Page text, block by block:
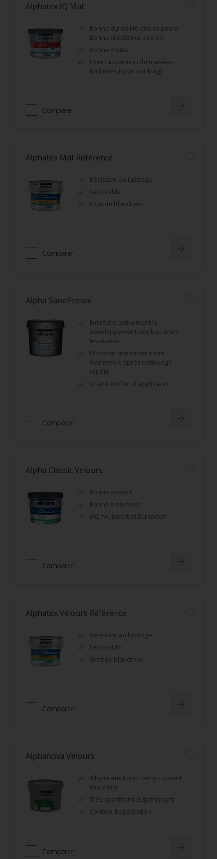
Alphatex IQ Mat
Bonne durabilité des couleurs -
Bonne résistance aux UV
Bonne matité
Evite l’apparition de trainées
brillantes (snail marking)
Comparer
Alphatex Mat Référence
Résistant au lustrage
Lessivable
Grande blancheur
Comparer
Alpha SanoProtex
Empêche activement le
développement des bactéries,
lessivable
Efficacité antibactérienne
maintenue après nettoyage
répété
Grand confort d'application
Comparer
Alpha Classic Velours
Bonne opacité
Bonne blancheur
IAQ A+, Ecolabel Européen
Comparer
Alphatex Velours Référence
Résistant au lustrage
Lessivable
Grande blancheur
Comparer
Alphanova Velours
Alkyde émulsion : temps ouvert
important
Très opacifiant et garnissant
Confort d'application
Comparer